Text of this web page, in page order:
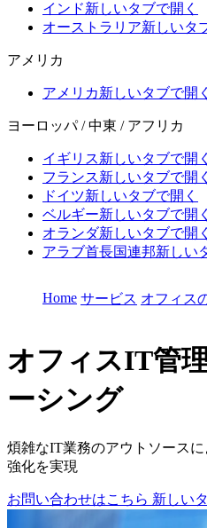
インド新しいタブで開く
オーストラリア新しいタ
アメリカ
アメリカ新しいタブで開く
ヨーロッパ / 中東 / アフリカ
イギリス新しいタブで開く
フランス新しいタブで開く
ドイツ新しいタブで開く
ベルギー新しいタブで開く
オランダ新しいタブで開く
アラブ首長国連邦新しい
Home サービス オフィス
オフィスIT管
ーシング
煩雑なIT業務のアウトソース
強化を実現
お問い合わせはこちら 新しい